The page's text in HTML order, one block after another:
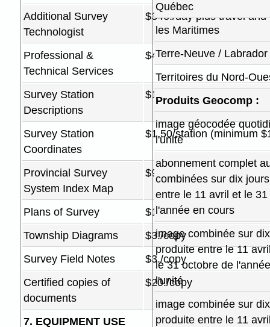
Additional Survey
Technologist
$346./day plus travel
Professional &
Technical Services
$48./hour
Survey Station
Descriptions
$1.50/station (minimum
Survey Station
Coordinates
$1.50/station (minimum
Provincial Survey
System Index Map
$9.50
Plans of Survey
$10./copy
Township Diagrams
$3./copy
Survey Field Notes
$3./copy
Certified copies of
documents
$20./copy
7. EQUIPMENT USE
Québec
les Maritimes
Terre-Neuve / Labrador
Territoires du Nord-
Produits Geocomp :
image géocodée
l'unité
abonnement complet
combinées sur dix
entre le 11 avril et le
l'année en cours
image combinée sur
produite entre le 11
le 31 octobre de
l'unité
image combinée sur
produite entre le 11